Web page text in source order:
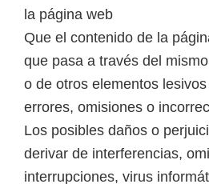
la página web
Que el contenido de la
que pasa a través del
o de otros elementos
errores, omisiones o
Los posibles daños o
derivar de interferencias,
interrupciones, virus